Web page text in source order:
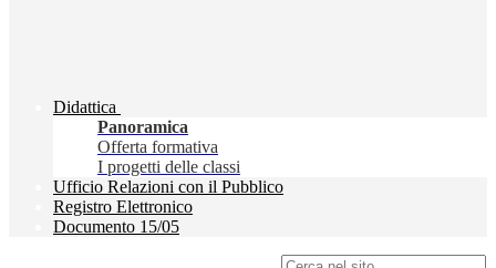
Didattica
Panoramica
Offerta formativa
I progetti delle classi
Ufficio Relazioni con il Pubblico
Registro Elettronico
Documento 15/05